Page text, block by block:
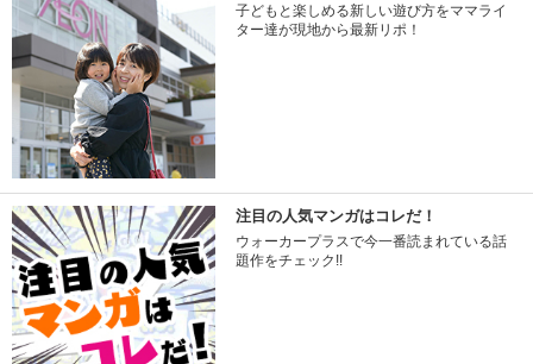
子どもと楽しめる新しい遊び方をママライ
ター達が現地から最新リポ！
注目の人気マンガはコレだ！
ウォーカープラスで今一番読まれている話
題作をチェック!!